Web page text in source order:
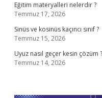
Eğitim materyalleri nelerdir ?
Temmuz 17, 2026
Sinüs ve kosinüs kaçıncı sınıf ?
Temmuz 15, 2026
Uyuz nasıl geçer kesin çözüm ?
Temmuz 14, 2026